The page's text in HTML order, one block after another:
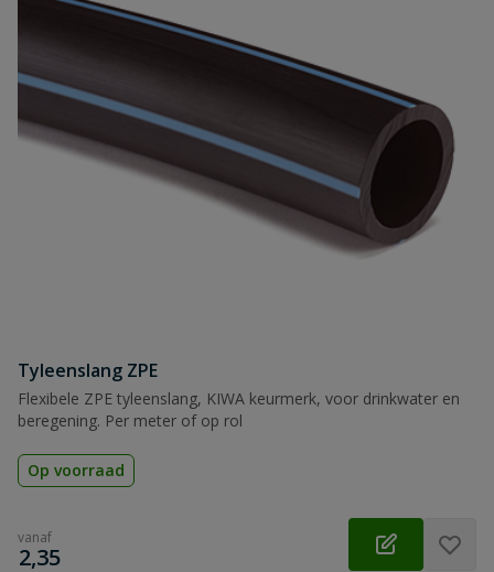
Tyleenslang ZPE
Flexibele ZPE tyleenslang, KIWA keurmerk, voor drinkwater en
beregening. Per meter of op rol
Op voorraad
vanaf
€
2,35